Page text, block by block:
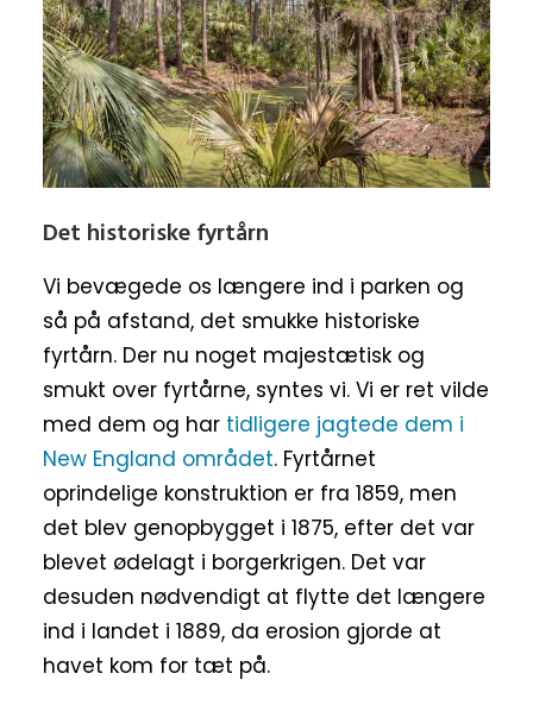
Det historiske fyrtårn
Vi bevægede os længere ind i parken og
så på afstand, det smukke historiske
fyrtårn. Der nu noget majestætisk og
smukt over fyrtårne, syntes vi. Vi er ret vilde
med dem og har tidligere jagtede dem i
New England området. Fyrtårnet
oprindelige konstruktion er fra 1859, men
det blev genopbygget i 1875, efter det var
blevet ødelagt i borgerkrigen. Det var
desuden nødvendigt at flytte det længere
ind i landet i 1889, da erosion gjorde at
havet kom for tæt på.